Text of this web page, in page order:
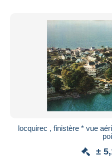
locquirec , finistère * vue
±